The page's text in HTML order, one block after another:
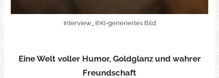
Interview_©KI-generiertes Bild
Eine Welt voller Humor, Goldglanz und wahrer
Freundschaft